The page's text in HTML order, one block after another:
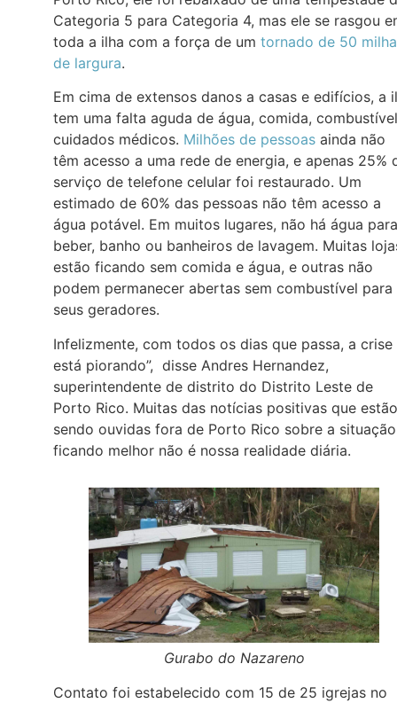
Categoria 5 para Categoria 4, mas ele se rasgou
toda a ilha com a força de um tornado de 50
de largura.
Em cima de extensos danos a casas e edifícios, a
tem uma falta aguda de água, comida,
cuidados médicos. Milhões de pessoas ainda não
têm acesso a uma rede de energia, e apenas 25%
serviço de telefone celular foi restaurado. Um
estimado de 60% das pessoas não têm acesso a
água potável. Em muitos lugares, não há água para
beber, banho ou banheiros de lavagem. Muitas
estão ficando sem comida e água, e outras não
podem permanecer abertas sem combustível para
seus geradores.
Infelizmente, com todos os dias que passa, a crise
está piorando”, disse Andres Hernandez,
superintendente de distrito do Distrito Leste de
Porto Rico. Muitas das notícias positivas que estão
sendo ouvidas fora de Porto Rico sobre a situação
ficando melhor não é nossa realidade diária.
Gurabo do Nazareno
Contato foi estabelecido com 15 de 25 igrejas no